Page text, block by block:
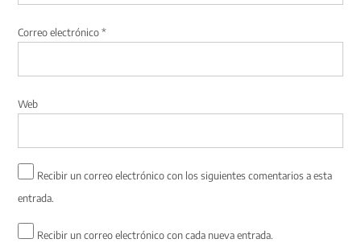
Correo electrónico*
Web
Recibir un correo electrónico con los siguientes comentarios a esta
entrada.
Recibir un correo electrónico con cada nueva entrada.